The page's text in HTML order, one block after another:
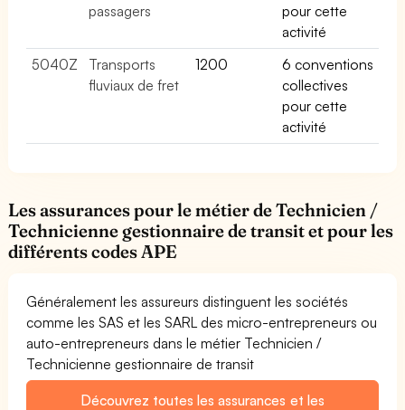
passagers
pour cette
activité
5040Z
Transports
fluviaux de fret
1200
6 conventions
collectives
pour cette
activité
Les assurances pour le métier de Technicien /
Technicienne gestionnaire de transit et pour les
différents codes APE
Généralement les assureurs distinguent les sociétés
comme les SAS et les SARL des micro-entrepreneurs ou
auto-entrepreneurs dans le métier Technicien /
Technicienne gestionnaire de transit
Découvrez toutes les assurances et les